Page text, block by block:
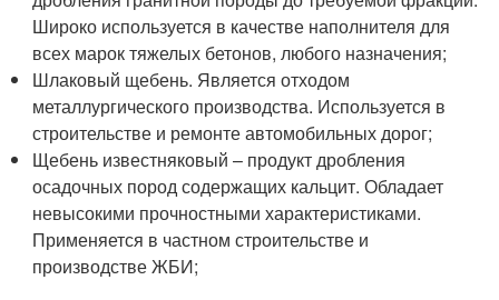
Широко используется в качестве наполнителя для
всех марок тяжелых бетонов, любого назначения;
Шлаковый щебень. Является отходом
металлургического производства. Используется в
строительстве и ремонте автомобильных дорог;
Щебень известняковый – продукт дробления
осадочных пород содержащих кальцит. Обладает
невысокими прочностными характеристиками.
Применяется в частном строительстве и
производстве ЖБИ;